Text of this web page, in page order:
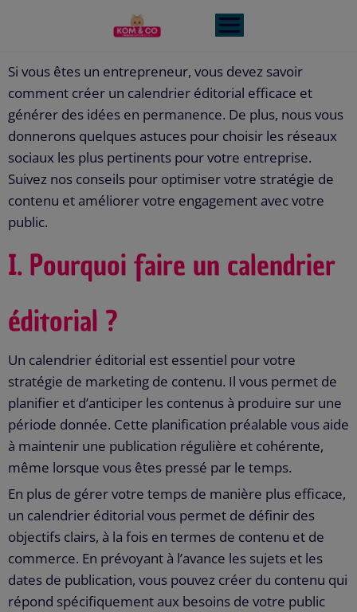
Si vous êtes un entrepreneur, vous devez savoir
comment créer un calendrier éditorial efficace et
générer des idées en permanence. De plus, nous vous
donnerons quelques astuces pour choisir les réseaux
sociaux les plus pertinents pour votre entreprise.
Suivez nos conseils pour optimiser votre stratégie de
contenu et améliorer votre engagement avec votre
public.
I. Pourquoi faire un calendrier
éditorial ?
Un calendrier éditorial est essentiel pour votre
stratégie de marketing de contenu. Il vous permet de
planifier et d’anticiper les contenus à produire sur une
période donnée. Cette planification préalable vous aide
à maintenir une publication régulière et cohérente,
même lorsque vous êtes pressé par le temps.
En plus de gérer votre temps de manière plus efficace,
un calendrier éditorial vous permet de définir des
objectifs clairs, à la fois en termes de contenu et de
commerce. En prévoyant à l’avance les sujets et les
dates de publication, vous pouvez créer du contenu qui
répond spécifiquement aux besoins de votre public